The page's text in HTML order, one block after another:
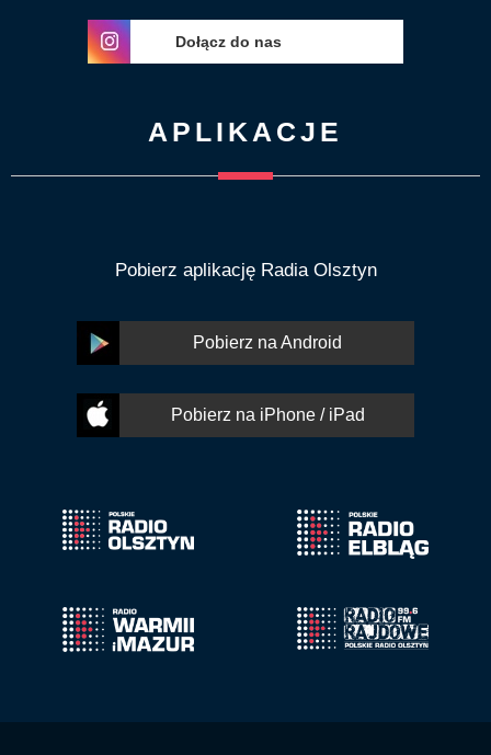
Dołącz do nas
APLIKACJE
Pobierz aplikację Radia Olsztyn
Pobierz na Android
Pobierz na iPhone / iPad